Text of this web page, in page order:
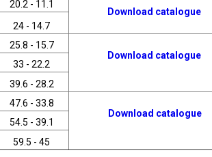
20.2 - 11.1
Download catalogue
24 - 14.7
25.8 - 15.7
Download catalogue
33 - 22.2
39.6 - 28.2
47.6 - 33.8
Download catalogue
54.5 - 39.1
59.5 - 45